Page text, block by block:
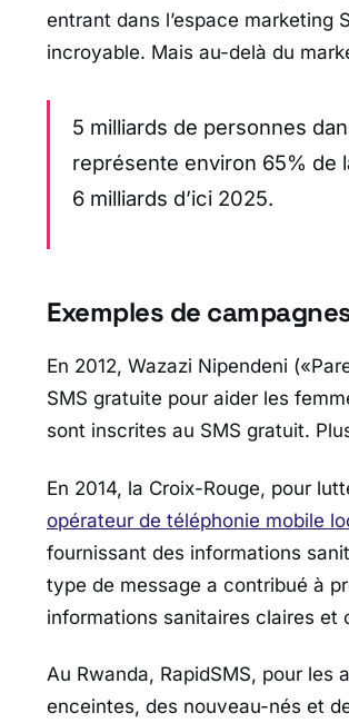
entrant dans l’espace marketing
incroyable. Mais au-delà du
5 milliards de personnes
représente environ 65% de
6 milliards d’ici 2025.
Exemples de
En 2012, Wazazi Nipendeni
SMS gratuite pour aider les
sont inscrites au SMS gratuit.
En 2014, la Croix-Rouge, pour
opérateur de téléphonie mobile
fournissant des informations
type de message a contribué à
informations sanitaires claires et
Au Rwanda, RapidSMS, pour
enceintes, des nouveau-nés et